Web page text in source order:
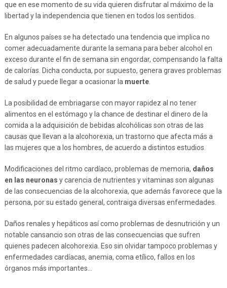
que en ese momento de su vida quieren disfrutar al máximo de la
libertad y la independencia que tienen en todos los sentidos.
En algunos países se ha detectado una tendencia que implica no
comer adecuadamente durante la semana para beber alcohol en
exceso durante el fin de semana sin engordar, compensando la falta
de calorías. Dicha conducta, por supuesto, genera graves problemas
de salud y puede llegar a ocasionar la muerte.
La posibilidad de embriagarse con mayor rapidez al no tener
alimentos en el estómago y la chance de destinar el dinero de la
comida a la adquisición de bebidas alcohólicas son otras de las
causas que llevan a la alcohorexia, un trastorno que afecta más a
las mujeres que a los hombres, de acuerdo a distintos estudios.
Modificaciones del ritmo cardíaco, problemas de memoria, daños
en las neuronas y carencia de nutrientes y vitaminas son algunas
de las consecuencias de la alcohorexia, que además favorece que la
persona, por su estado general, contraiga diversas enfermedades.
Daños renales y hepáticos así como problemas de desnutrición y un
notable cansancio son otras de las consecuencias que sufren
quienes padecen alcohorexia. Eso sin olvidar tampoco problemas y
enfermedades cardíacas, anemia, coma etílico, fallos en los
órganos más importantes…